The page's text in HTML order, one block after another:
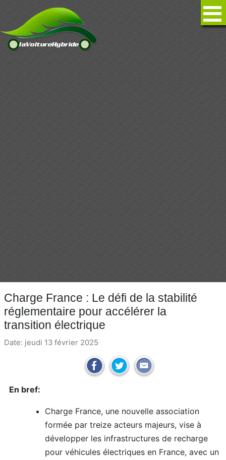
Charge France : Le défi de la stabilité
réglementaire pour accélérer la
transition électrique
Date: jeudi 13 février 2025
En bref:
Charge France, une nouvelle association
formée par treize acteurs majeurs, vise à
développer les infrastructures de recharge
pour véhicules électriques en France, avec un